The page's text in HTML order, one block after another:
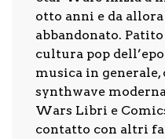
otto anni e da
abbandonato.
cultura pop
musica in
synthwave
Wars Libri e
contatto con altri